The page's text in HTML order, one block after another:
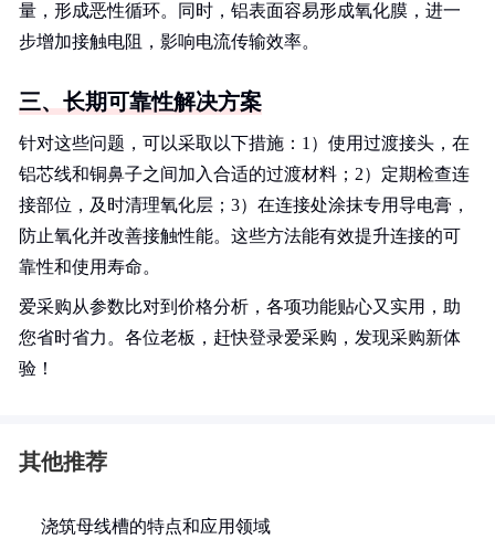
量，形成恶性循环。同时，铝表面容易形成氧化膜，进一
步增加接触电阻，影响电流传输效率。
三、长期可靠性解决方案
针对这些问题，可以采取以下措施：1）使用过渡接头，在
铝芯线和铜鼻子之间加入合适的过渡材料；2）定期检查连
接部位，及时清理氧化层；3）在连接处涂抹专用导电膏，
防止氧化并改善接触性能。这些方法能有效提升连接的可
靠性和使用寿命。
爱采购从参数比对到价格分析，各项功能贴心又实用，助
您省时省力。各位老板，赶快登录爱采购，发现采购新体
验！
其他推荐
浇筑母线槽的特点和应用领域